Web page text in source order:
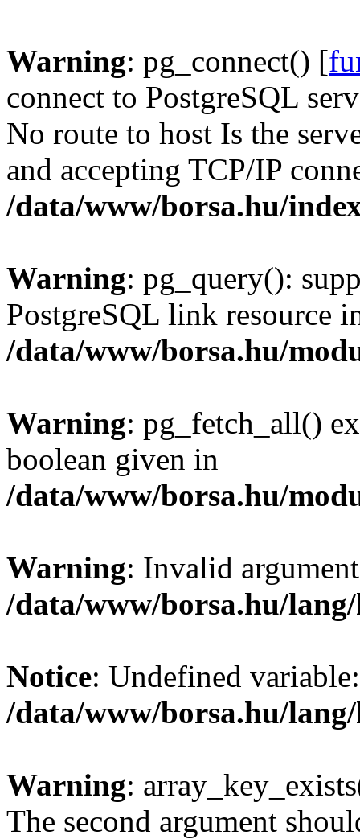
Warning: pg_connect() [
connect to PostgreSQL
No route to host Is the
and accepting TCP/IP
/data/www/borsa.hu/
Warning: pg_query():
PostgreSQL link resource
/data/www/borsa.hu/
Warning: pg_fetch_all()
boolean given in
/data/www/borsa.hu/
Warning: Invalid
/data/www/borsa.hu/
Notice: Undefined
/data/www/borsa.hu/
Warning:
The second argument